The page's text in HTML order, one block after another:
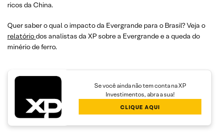
ricos da China.
Quer saber o qual o impacto da Evergrande para o Brasil? Veja o
relatóriodos analistas da XP sobre a Evergrande e a queda do
minério de ferro.
Se você ainda não tem conta na XP
Investimentos, abra a sua!
CLIQUE AQUI